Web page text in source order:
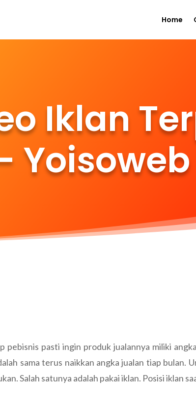
Home
Iklan
Yoisoweb
pebisnis pasti ingin produk jualannya miliki
sama terus naikkan angka jualan tiap bulan.
Salah satunya adalah pakai iklan. Posisi iklan